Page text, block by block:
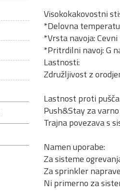
Visokokakovostni
*Delovna
*Vrsta navoja:
*Pritrdilni navoj: G
Lastnosti:
Združljivost z
Lastnost proti
Push&Stay za
Trajna povezava s
Namen uporabe:
Za sisteme
Za sprinkler
Ni primerno za